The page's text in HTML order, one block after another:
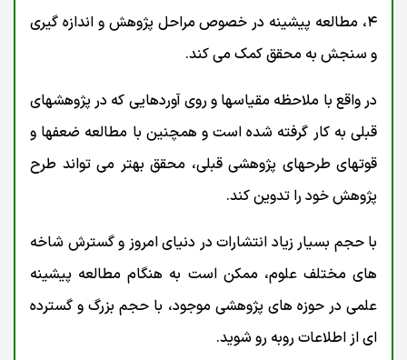
۴، مطالعه پیشینه در خصوص مراحل پژوهش و اندازه گیری
و سنجش به محقق کمک می کند.
در واقع با ملاحظه مقياسها و روی آوردهایی که در پژوهشهای
قبلی به کار گرفته شده است و همچنین با مطالعه ضعفها و
قوتهای طرحهای پژوهشی قبلی، محقق بهتر می تواند طرح
پژوهش خود را تدوین کند.
با حجم بسیار زیاد انتشارات در دنیای امروز و گسترش شاخه
های مختلف علوم، ممکن است به هنگام مطالعه پیشینه
علمی در حوزه های پژوهشی موجود، با حجم بزرگ و گسترده
ای از اطلاعات روبه رو شوید.